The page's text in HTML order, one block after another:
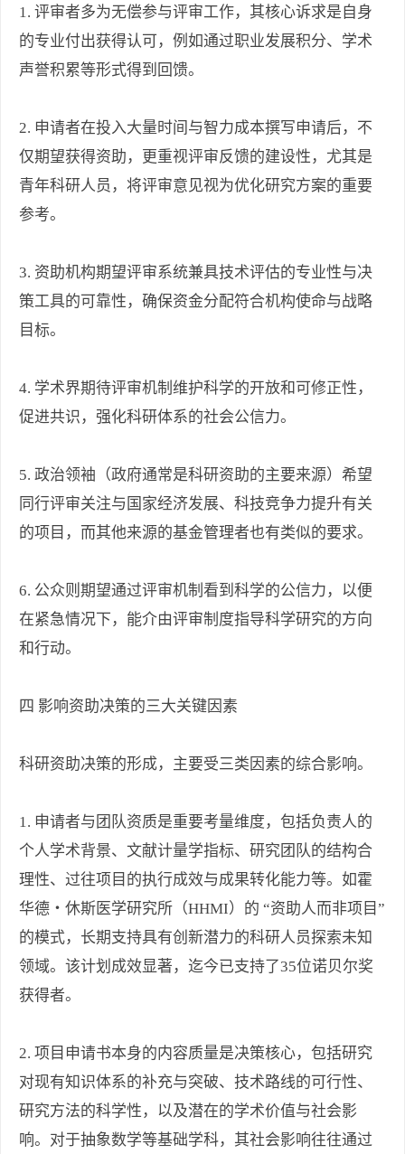
1. 评审者多为无偿参与评审工作，其核心诉求是自身
的专业付出获得认可，例如通过职业发展积分、学术
声誉积累等形式得到回馈。
2. 申请者在投入大量时间与智力成本撰写申请后，不
仅期望获得资助，更重视评审反馈的建设性，尤其是
青年科研人员，将评审意见视为优化研究方案的重要
参考。
3. 资助机构期望评审系统兼具技术评估的专业性与决
策工具的可靠性，确保资金分配符合机构使命与战略
目标。
4. 学术界期待评审机制维护科学的开放和可修正性，
促进共识，强化科研体系的社会公信力。
5. 政治领袖（政府通常是科研资助的主要来源）希望
同行评审关注与国家经济发展、科技竞争力提升有关
的项目，而其他来源的基金管理者也有类似的要求。
6. 公众则期望通过评审机制看到科学的公信力，以便
在紧急情况下，能介由评审制度指导科学研究的方向
和行动。
四 影响资助决策的三大关键因素
科研资助决策的形成，主要受三类因素的综合影响。
1. 申请者与团队资质是重要考量维度，包括负责人的
个人学术背景、文献计量学指标、研究团队的结构合
理性、过往项目的执行成效与成果转化能力等。如霍
华德・休斯医学研究所（HHMI）的 “资助人而非项目”
的模式，长期支持具有创新潜力的科研人员探索未知
领域。该计划成效显著，迄今已支持了35位诺贝尔奖
获得者。
2. 项目申请书本身的内容质量是决策核心，包括研究
对现有知识体系的补充与突破、技术路线的可行性、
研究方法的科学性，以及潜在的学术价值与社会影
响。对于抽象数学等基础学科，其社会影响往往通过